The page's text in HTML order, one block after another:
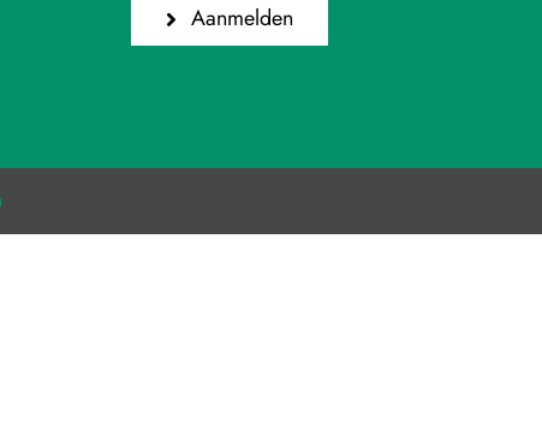
Aanmelden